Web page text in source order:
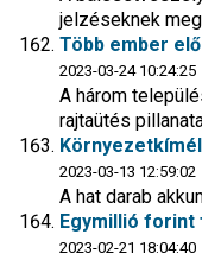
jelzéseknek
Több ember
2023-03-24 10:24:25
A három
rajtaütés
2023-03-13 12:59:02
A hat darab
Egymillió
2023-02-21 18:04:40